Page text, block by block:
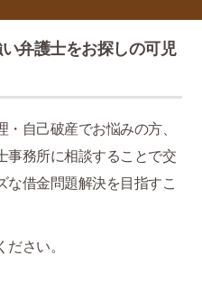
弁護士をお探しの可児
自己破産でお悩みの方、
事務所に相談することで交
な借金問題解決を目指すこ
さい。